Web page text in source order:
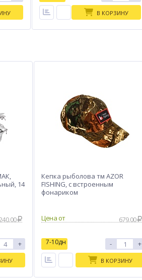
В КОРЗИНУ
14
+
Кепка рыболова тм AZOR
FISHING, с встроенным
фонариком
679.00
7-10дн - +
В КОРЗИНУ